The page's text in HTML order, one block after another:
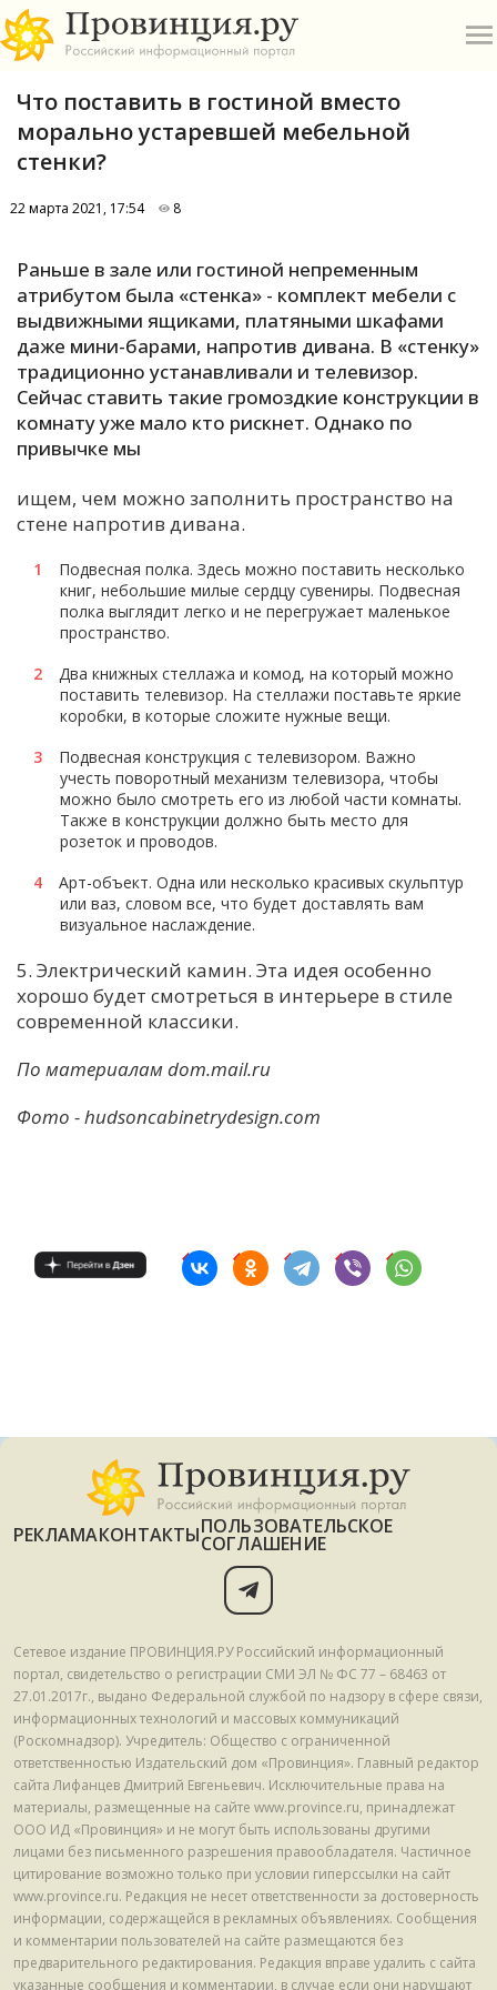
А
Б
В
Е
И
К
Н
П
У
Х
Ч
Что поставить в гостиной вместо
морально устаревшей мебельной
стенки?
22 марта 2021, 17:54 8
Раньше в зале или гостиной непременным
атрибутом была «стенка» - комплект мебели с
выдвижными ящиками, платяными шкафами
даже мини-барами, напротив дивана. В «стенку»
традиционно устанавливали и телевизор.
Сейчас ставить такие громоздкие конструкции в
комнату уже мало кто рискнет. Однако по
привычке мы
ищем, чем можно заполнить пространство на
стене напротив дивана.
Подвесная полка. Здесь можно поставить несколько
книг, небольшие милые сердцу сувениры. Подвесная
полка выглядит легко и не перегружает маленькое
пространство.
Два книжных стеллажа и комод, на который можно
поставить телевизор. На стеллажи поставьте яркие
коробки, в которые сложите нужные вещи.
Подвесная конструкция с телевизором. Важно
учесть поворотный механизм телевизора, чтобы
можно было смотреть его из любой части комнаты.
Также в конструкции должно быть место для
розеток и проводов.
Арт-объект. Одна или несколько красивых скульптур
или ваз, словом все, что будет доставлять вам
визуальное наслаждение.
5. Электрический камин. Эта идея особенно
хорошо будет смотреться в интерьере в стиле
современной классики.
По материалам dom.mail.ru
Фото - hudsoncabinetrydesign.com
РЕКЛАМАКОНТАКТЫПОЛЬЗОВАТЕЛЬСКОЕ
СОГЛАШЕНИЕ
Сетевое издание ПРОВИНЦИЯ.РУ Российский информационный
портал, свидетельство о регистрации СМИ ЭЛ № ФС 77 – 68463 от
27.01.2017г., выдано Федеральной службой по надзору в сфере связи,
информационных технологий и массовых коммуникаций
(Роскомнадзор). Учредитель: Общество с ограниченной
ответственностью Издательский дом «Провинция». Главный редактор
сайта Лифанцев Дмитрий Евгеньевич. Исключительные права на
материалы, размещенные на сайте www.province.ru, принадлежат
ООО ИД «Провинция» и не могут быть использованы другими
лицами без письменного разрешения правообладателя. Частичное
цитирование возможно только при условии гиперссылки на сайт
www.province.ru. Редакция не несет ответственности за достоверность
информации, содержащейся в рекламных объявлениях. Сообщения
и комментарии пользователей на сайте размещаются без
предварительного редактирования. Редакция вправе удалить с сайта
указанные сообщения и комментарии, в случае если они нарушают